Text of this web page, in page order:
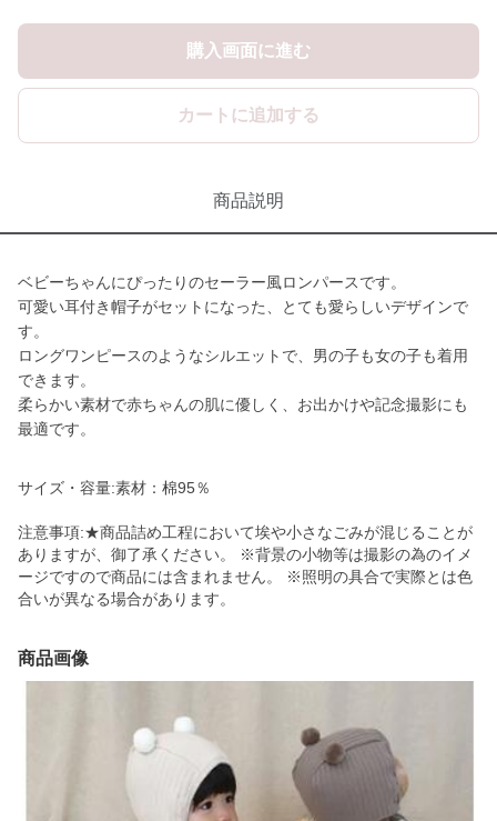
購入画面に進む
カートに追加する
商品説明
ベビーちゃんにぴったりのセーラー風ロンパースです。
可愛い耳付き帽子がセットになった、とても愛らしいデザインで
す。
ロングワンピースのようなシルエットで、男の子も女の子も着用
できます。
柔らかい素材で赤ちゃんの肌に優しく、お出かけや記念撮影にも
最適です。
サイズ・容量:素材：棉95％
注意事項:★商品詰め工程において埃や小さなごみが混じることが
ありますが、御了承ください。 ※背景の小物等は撮影の為のイメ
ージですので商品には含まれません。 ※照明の具合で実際とは色
合いが異なる場合があります。
商品画像